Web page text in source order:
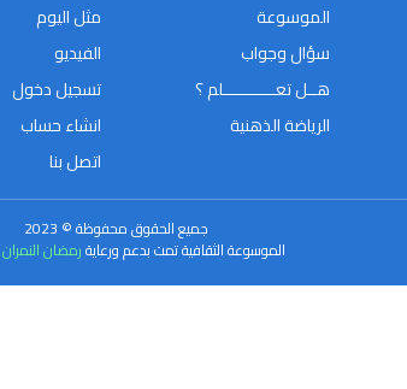
الموسوعة
سؤال وجواب
هــل تعـــــــــــلم ؟
الرياضة الذهنية
مثل اليوم
الفيديو
تسجيل دخول
انشاء حساب
اتصل بنا
جميع الحقوق محفوظة © 2023
الموسوعة الثقافية تمت بدعم ورعايةرمضان